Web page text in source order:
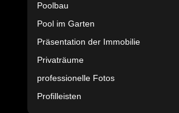
Poolbau
Pool im Garten
Präsentation der Immobilie
Privaträume
professionelle Fotos
Profilleisten